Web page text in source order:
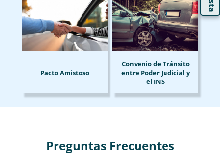
Pacto Amistoso
Convenio de Tránsito
entre Poder Judicial y
el INS
Preguntas Frecuentes